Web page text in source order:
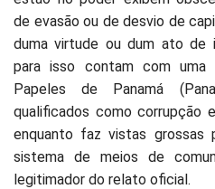
de evasão ou de desvio de
duma virtude ou dum ato de
para isso contam com
Papeles de Panamá
qualificados como corrupção
enquanto faz vistas
sistema de meios de
legitimador do relato oficial.